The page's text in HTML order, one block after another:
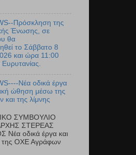
Πρόσκληση της
Ένωσης, σε
θα
το Σάββατο 8
και ώρα 11:00
Νέα οδικά έργα
ώθηση μέσω της
της λίμνης
ΣΥΜΒΟΥΛΙΟ
ΣΤΕΡΕΑΣ
οδικά έργα και
της ΟΧΕ Αγράφων